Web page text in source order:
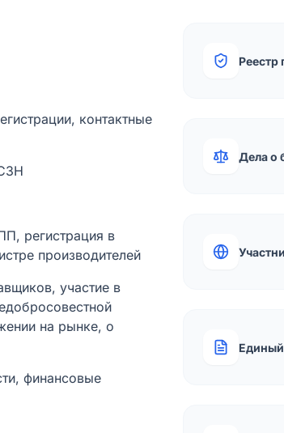
контактные
регистрация в
производителей
участие в
на рынке, о
финансовые
Реестр
Дела о
Единый